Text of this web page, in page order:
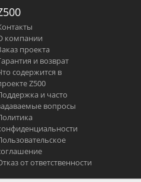
компании
проекта
и возврат
содержится в
Z500
и часто
вопросы
от ответственности